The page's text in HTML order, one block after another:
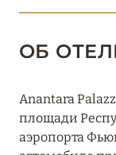
ОБ
Anantara
площади
аэропорта